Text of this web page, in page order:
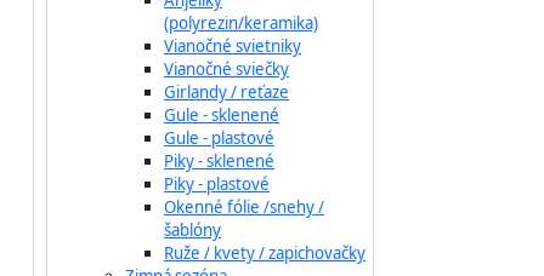
(polyrezin/keramika)
Vianočné svietniky
Vianočné sviečky
Girlandy / reťaze
Gule - sklenené
Gule - plastové
Piky - sklenené
Piky - plastové
Okenné fólie /snehy /
šablóny
Ruže / kvety / zapichovačky